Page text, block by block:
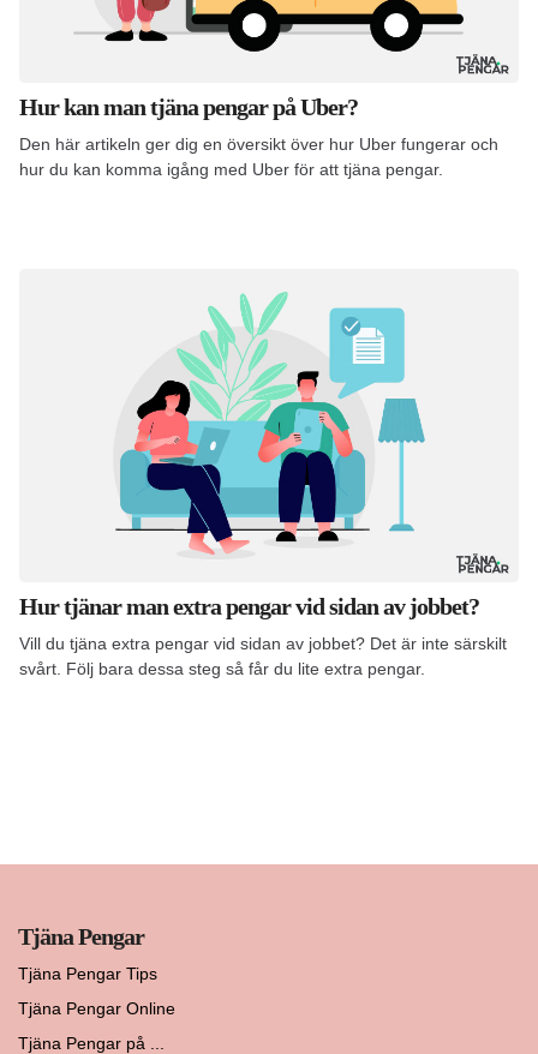
Hur kan man tjäna pengar på Uber?
Den här artikeln ger dig en översikt över hur Uber fungerar och
hur du kan komma igång med Uber för att tjäna pengar.
Hur tjänar man extra pengar vid sidan av jobbet?
Vill du tjäna extra pengar vid sidan av jobbet? Det är inte särskilt
svårt. Följ bara dessa steg så får du lite extra pengar.
Tjäna Pengar
Tjäna Pengar Tips
Tjäna Pengar Online
Tjäna Pengar på ...